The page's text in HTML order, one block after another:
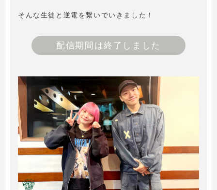
そんな生徒と逆電を繋いでいきました！
配信期間は終了しました